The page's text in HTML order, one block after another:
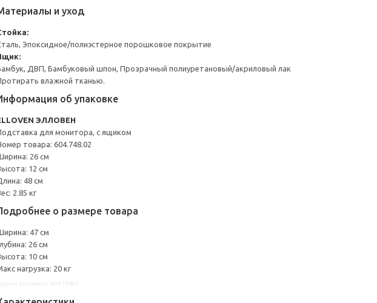
и уход
Эпоксидное/полиэстерное порошковое покрытие
ДВП, Бамбуковый шпон, Прозрачный полиуретановый/акриловый лак
влажной тканью.
об упаковке
ЭЛЛОВЕН
для монитора, с ящиком
товара: 604.748.02
26 см
12 см
48 см
2.85 кг
о размере товара
47 см
26 см
10 см
нагрузка: 20 кг